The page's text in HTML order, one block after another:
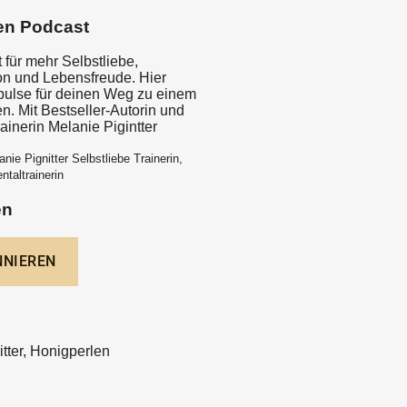
Podcast
für mehr Selbstliebe,
und Lebensfreude. Hier
für deinen Weg zu einem
Mit Bestseller-Autorin und
Melanie Pigintter
Pignitter Selbstliebe Trainerin,
Honigperlen